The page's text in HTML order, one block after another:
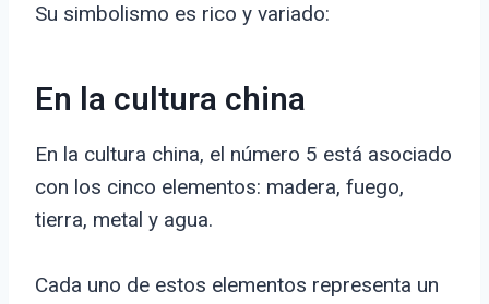
Su simbolismo es rico y variado:
En la cultura china
En la cultura china, el número 5 está asociado
con los cinco elementos: madera, fuego,
tierra, metal y agua.
Cada uno de estos elementos representa un